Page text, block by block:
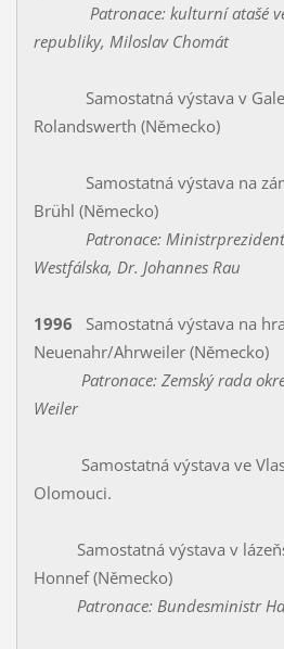
Patronace: kulturní atašé
republiky, Miloslav Chomát
Samostatná výstava v
Rolandswerth (Německo)
Samostatná výstava na
Brühl (Německo)
Patronace: Ministrprezident
Westfálska, Dr. Johannes Rau
1996 Samostatná výstava na
Neuenahr/Ahrweiler (Německo)
Patronace: Zemský rada
Weiler
Samostatná výstava ve
Olomouci.
Samostatná výstava v
Honnef (Německo)
Patronace: Bundesministr